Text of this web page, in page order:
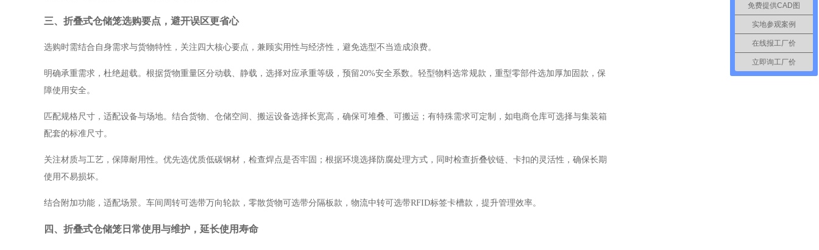
三、折叠式仓储笼选购要点，避开误区更省心
选购时需结合自身需求与货物特性，关注四大核心要点，兼顾实用性与经济性，避免选型不当造成浪费。
明确承重需求，杜绝超载。根据货物重量区分动载、静载，选择对应承重等级，预留20%安全系数。轻型物料选常规款，重型零部件选加厚加固款，保
障使用安全。
匹配规格尺寸，适配设备与场地。结合货物、仓储空间、搬运设备选择长宽高，确保可堆叠、可搬运；有特殊需求可定制，如电商仓库可选择与集装箱
配套的标准尺寸。
关注材质与工艺，保障耐用性。优先选优质低碳钢材，检查焊点是否牢固；根据环境选择防腐处理方式，同时检查折叠铰链、卡扣的灵活性，确保长期
使用不易损坏。
结合附加功能，适配场景。车间周转可选带万向轮款，零散货物可选带分隔板款，物流中转可选带RFID标签卡槽款，提升管理效率。
四、折叠式仓储笼日常使用与维护，延长使用寿命
免费提供CAD图
实地参观案例
在线报工厂价
立即询工厂价